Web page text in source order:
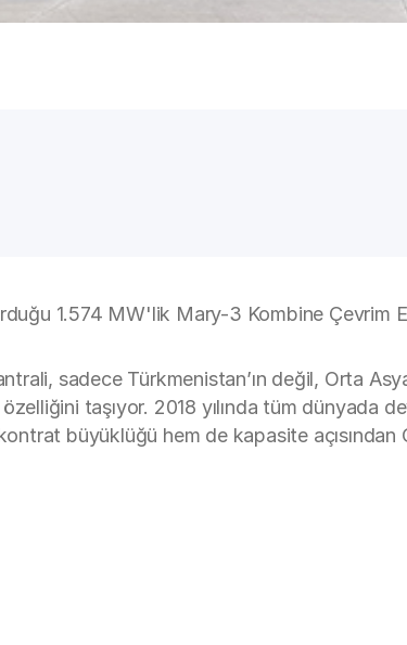
1.574 MW'lik Mary-3 Kombine Çevrim
sadece Türkmenistan’ın değil, Orta
taşıyor. 2018 yılında tüm dünyada
büyüklüğü hem de kapasite açısından